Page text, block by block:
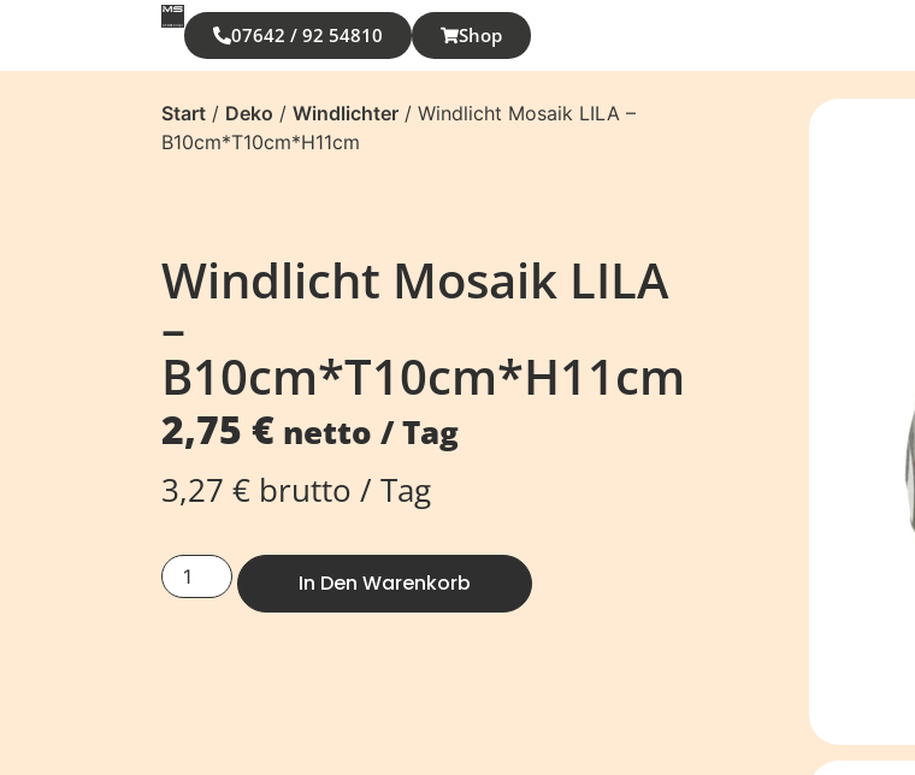
07642 / 92 54810 Shop
Start / Deko /Windlichter / Windlicht Mosaik LILA –
B10cm*T10cm*H11cm
Windlicht Mosaik LILA
–
B10cm*T10cm*H11cm
2,75€ netto / Tag
3,27€ brutto / Tag
In Den Warenkorb